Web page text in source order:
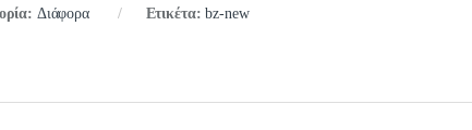
Διάφορα Ετικέτα:bz-new